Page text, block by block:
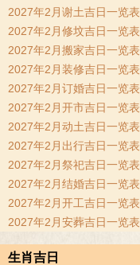
2027年2月谢土吉日一览表
2027年2月修坟吉日一览表
2027年2月搬家吉日一览表
2027年2月装修吉日一览表
2027年2月订婚吉日一览表
2027年2月开市吉日一览表
2027年2月动土吉日一览表
2027年2月出行吉日一览表
2027年2月祭祀吉日一览表
2027年2月结婚吉日一览表
2027年2月开工吉日一览表
2027年2月安葬吉日一览表
生肖吉日